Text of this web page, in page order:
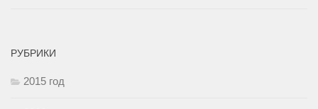
РУБРИКИ
2015 год